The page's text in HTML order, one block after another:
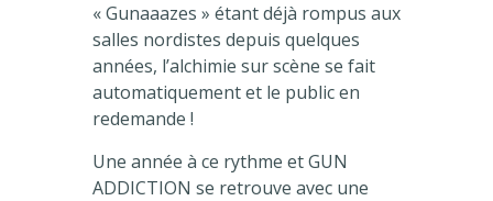
« Gunaaazes » étant déjà rompus aux
salles nordistes depuis quelques
années, l’alchimie sur scène se fait
automatiquement et le public en
redemande !
Une année à ce rythme et GUN
ADDICTION se retrouve avec une